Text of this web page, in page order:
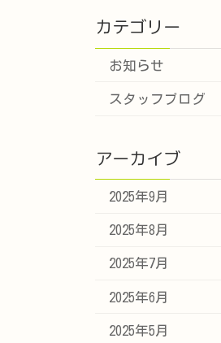
カテゴリー
お知らせ
スタッフブログ
アーカイブ
2025年9月
2025年8月
2025年7月
2025年6月
2025年5月